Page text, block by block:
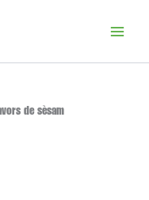
de sèsam